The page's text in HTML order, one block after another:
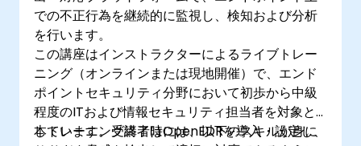
での不正行為を継続的に監視し、検知および分析
を行います。
この講座はインストラクターによるライブトレー
ニング（オンラインまたは現地開催）で、エンド
ポイントセキュリティ分野において初歩から中級
程度のITおよび情報セキュリティ担当者を対象と
しています。受講者はOpenEDRを導入・設定し、
本トレーニング終了時には、以下のスキルが身に